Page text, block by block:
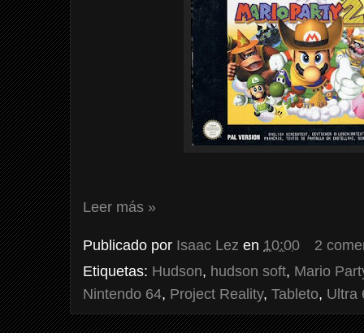
Leer más »
Publicado por Isaac Lez en 10:00
2
Etiquetas: Hudson, hudson soft, Mario
Nintendo 64, Project Reality, Tableto, Ultra